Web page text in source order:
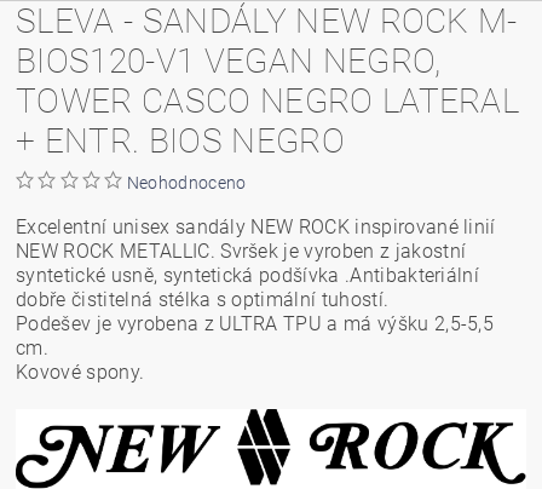
SLEVA - SANDÁLY NEW ROCK M-
BIOS120-V1 VEGAN NEGRO,
TOWER CASCO NEGRO LATERAL
+ ENTR. BIOS NEGRO
Neohodnoceno
Excelentní unisex sandály NEW ROCK inspirované linií
NEW ROCK METALLIC. Svršek je vyroben z jakostní
syntetické usně, syntetická podšívka .Antibakteriální
dobře čistitelná stélka s optimální tuhostí.
Podešev je vyrobena z ULTRA TPU a má výšku 2,5-5,5
cm.
Kovové spony.